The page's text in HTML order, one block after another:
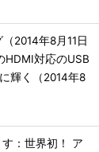
2014年8月11日
HDMI対応のUSB
輝く（2014年8
：世界初！ ア